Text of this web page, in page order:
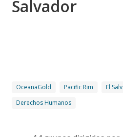
Salvador
OceanaGold Pacific Rim
El
Derechos Humanos